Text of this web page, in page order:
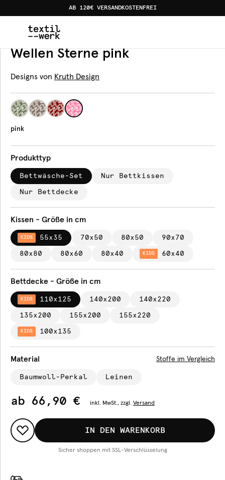
AB 120€ VERSANDKOSTENFREI
Produkte Bettwäsche pink
Bettwäsche
Wellen Sterne pink
Designs von Kruth Design
pink
Produkttyp
Bettwäsche-Set Nur Bettkissen
Nur Bettdecke
Kissen - Größe in cm
KIDS 55x35 70x50 80x50 90x70
80x80 80x60 80x40 KIDS 60x40
Bettdecke - Größe in cm
KIDS 110x125 140x200 140x220
135x200 155x200 155x220
KIDS 100x135
Material Stoffe im Vergleich
Baumwoll-Perkal Leinen
ab 66,90 € inkl. MwSt., zzgl. Versand
IN DEN WARENKORB
Sicher shoppen mit SSL-Verschlüsselung